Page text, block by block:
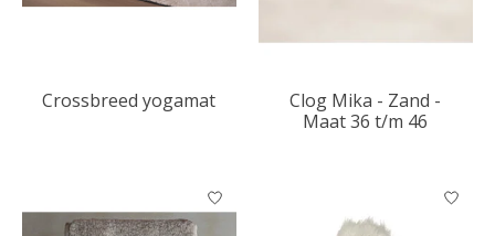
Crossbreed yogamat
Clog Mika - Zand -
Maat 36 t/m 46